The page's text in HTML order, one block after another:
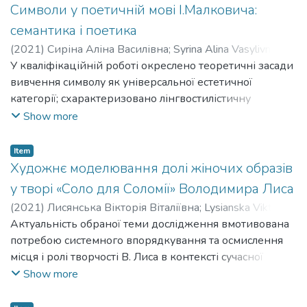
проаналізовано процес актуалізації як один із виявів
динамічності лексичної норми; з’ясовано особливості
пасивізації лексики як компонента історичного
розвитку лексичної норми; визначено особливості
вивчення динаміки лексичної норми в закладах
загальної середньої освіти. У роботі здійснено спробу
дослідження основних змін лексичної норми в
українській літературній мові на сучасному етапі; на
запропоновано методичні рекомендації щодо
вивчення особливостей динаміки лексичної норми в
закладах загальної середньої освіти.
Символи у поетичній мові І.Малковича:
семантика і поетика
(2021) Сиріна Аліна Василівна; Syrina Alina Vasylivna
Беценко Тетяна Петрівна;Betsenko Tetiana Petrivna
У кваліфікаційній роботі окреслено теоретичні засади
вивчення символу як універсальної естетичної
категорії; схарактеризовано лінгвостилістичну
природу символу; проаналізовано класифікації
класифікаційному аналізі лінгвосимволів. На матеріалі
збірок («Подорожник» та «Яксунині береги») І.
Малковича здійснено спробу класифікації
лінгвосимволів у поетичній інтерпретації автора, а
також проаналізовано стилістичні функції символів у
мовотворчості митця.
Show more
Item
Художнє моделювання долі жіночих образів
у творі «Соло для Соломії» Володимира Лиса
(2021) Лисянська Вікторія Віталіївна; Lysianska Viktoriia
Vitaliivna;Кириленко Надія Іванівна;Kyrylenko Nadiia
Ivanivna
Актуальність обраної теми дослідження вмотивована
потребою системного впорядкування та осмислення
місця і ролі творчості В. Лиса в контексті сучасної
української літератури, необхідністю дослідження
Show more